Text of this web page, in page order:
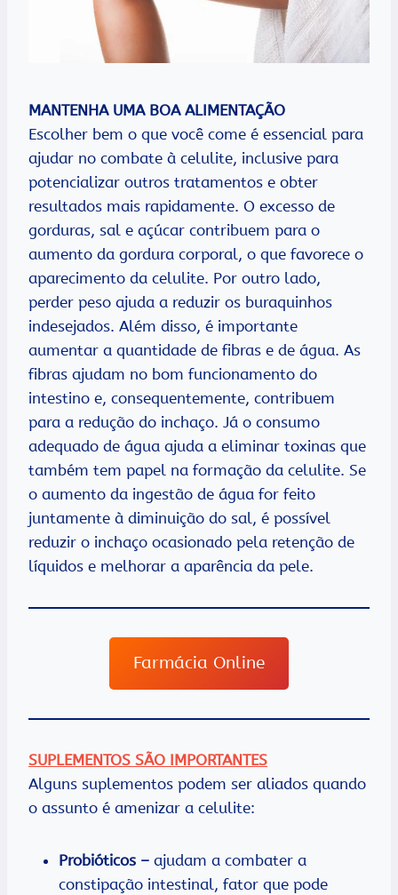
MANTENHA UMA BOA ALIMENTAÇÃO
Escolher bem o que você come é essencial para
ajudar no combate à celulite, inclusive para
potencializar outros tratamentos e obter
resultados mais rapidamente. O excesso de
gorduras, sal e açúcar contribuem para o
aumento da gordura corporal, o que favorece o
aparecimento da celulite. Por outro lado,
perder peso ajuda a reduzir os buraquinhos
indesejados. Além disso, é importante
aumentar a quantidade de fibras e de água. As
fibras ajudam no bom funcionamento do
intestino e, consequentemente, contribuem
para a redução do inchaço. Já o consumo
adequado de água ajuda a eliminar toxinas que
também tem papel na formação da celulite. Se
o aumento da ingestão de água for feito
juntamente à diminuição do sal, é possível
reduzir o inchaço ocasionado pela retenção de
líquidos e melhorar a aparência da pele.
Farmácia Online
SUPLEMENTOS SÃO IMPORTANTES
Alguns suplementos podem ser aliados quando
o assunto é amenizar a celulite:
Probióticos – ajudam a combater a
constipação intestinal, fator que pode